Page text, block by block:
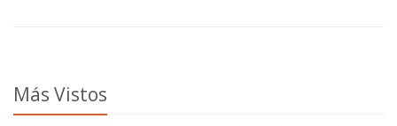
Más Vistos